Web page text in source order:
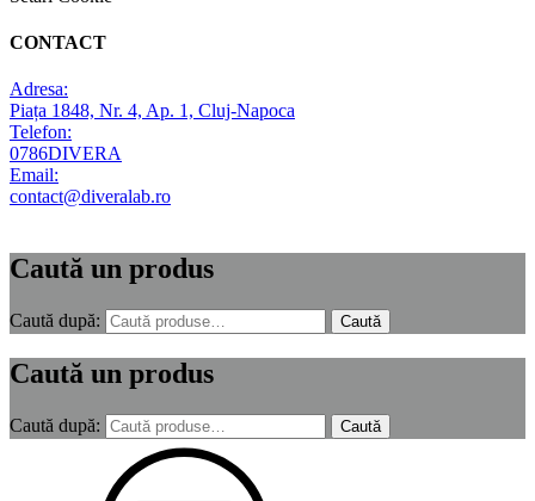
CONTACT
Adresa:
Piața 1848, Nr. 4, Ap. 1, Cluj-Napoca
Telefon:
0786DIVERA
Email:
contact@diveralab.ro
Caută un produs
Caută după: Caută
Caută un produs
Caută după: Caută